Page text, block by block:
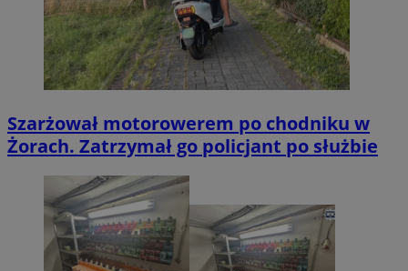
Szarżował motorowerem po chodniku w
Żorach. Zatrzymał go policjant po służbie